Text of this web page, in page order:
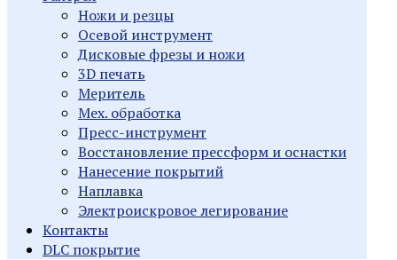
Ножи и резцы
Осевой инструмент
Дисковые фрезы и ножи
3D печать
Меритель
Мех. обработка
Пресс-инструмент
Восстановление прессформ и оснастки
Нанесение покрытий
Наплавка
Электроискровое легирование
Контакты
DLC покрытие